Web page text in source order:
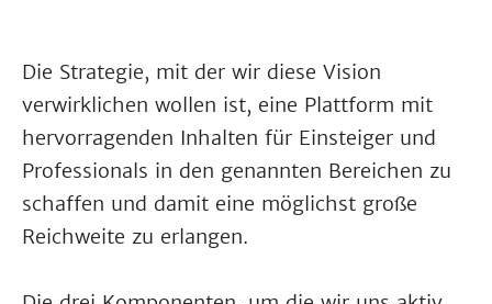
Die Strategie, mit der wir diese Vision
verwirklichen wollen ist, eine Plattform mit
hervorragenden Inhalten für Einsteiger und
Professionals in den genannten Bereichen zu
schaffen und damit eine möglichst große
Reichweite zu erlangen.